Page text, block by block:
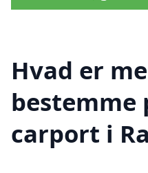
Hvad er
bestemme
carport i